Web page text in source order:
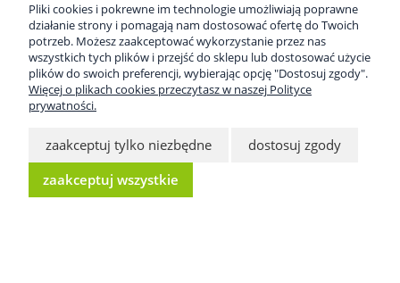
Pliki cookies i pokrewne im technologie umożliwiają poprawne
działanie strony i pomagają nam dostosować ofertę do Twoich
potrzeb. Możesz zaakceptować wykorzystanie przez nas
wszystkich tych plików i przejść do sklepu lub dostosować użycie
plików do swoich preferencji, wybierając opcję "Dostosuj zgody".
Więcej o plikach cookies przeczytasz w naszej Polityce
prywatności.
zaakceptuj tylko niezbędne
dostosuj zgody
zaakceptuj wszystkie